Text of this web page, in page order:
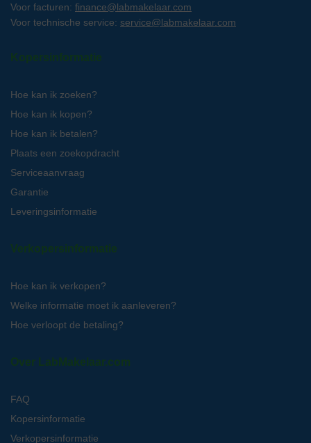
Voor facturen: finance@labmakelaar.com
Voor technische service: service@labmakelaar.com
Kopersinformatie
Hoe kan ik zoeken?
Hoe kan ik kopen?
Hoe kan ik betalen?
Plaats een zoekopdracht
Serviceaanvraag
Garantie
Leveringsinformatie
Verkopersinformatie
Hoe kan ik verkopen?
Welke informatie moet ik aanleveren?
Hoe verloopt de betaling?
Over LabMakelaar.com
FAQ
Kopersinformatie
Verkopersinformatie